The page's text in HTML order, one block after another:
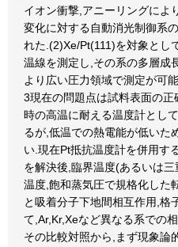
イオン衝撃,アニーリングによ
変化に対する自動消光制御系
れた.(2)Xe/Pt(111)を対象とし
温線を測定し,その系の多層成
より広い圧力領域で測定が可
3現在の問題点は試料表面の
時の高温に耐える温度計とし
るが,低温での熱電能が低いた
い.現在Pt抵抗温度計を併用す
を解決後,臨界温度(あるいは
温度,飽和蒸気圧で規格化した
と吸着分子下地間相互作用,格
て,Ar,Kr,Xeなど異なる系での
その比較対照から,まず現象論